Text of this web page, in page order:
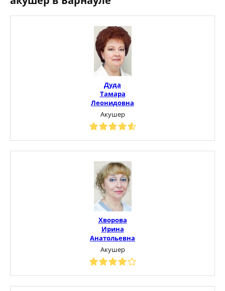
Дуда
Тамара
Леонидовна
Акушер
Хворова
Ирина
Анатольевна
Акушер